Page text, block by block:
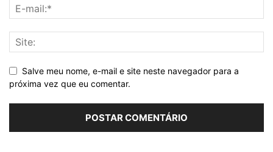
Salve meu nome, e-mail e site neste navegador para a
próxima vez que eu comentar.